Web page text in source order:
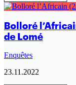
Bolloré
de Lomé
Enquêtes
23.11.2022